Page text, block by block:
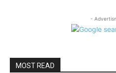
-
MOST READ